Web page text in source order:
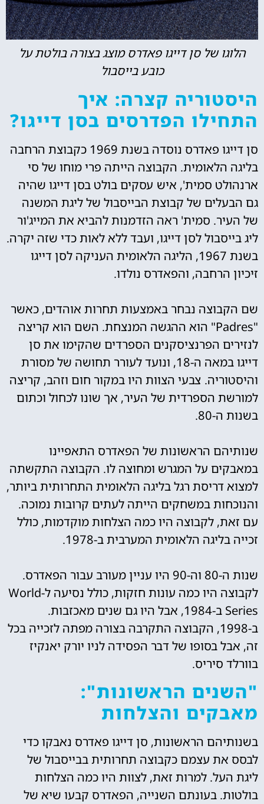
הלוגו של סן דייגו פאדרס מוצג בצורה בולטת על
כובע בייסבול
היסטוריה קצרה: איך
התחילו הפדרסים בסן דייגו?
סן דייגו פאדרס נוסדה בשנת 1969 כקבוצת הרחבה
בליגה הלאומית. הקבוצה הייתה פרי מוחו של סי
ארנהולט סמית', איש עסקים בולט בסן דייגו שהיה
גם הבעלים של קבוצת הבייסבול של ליגת המשנה
של העיר. סמית' ראה הזדמנות להביא את המייג'ור
ליג בייסבול לסן דייגו, ועבד ללא לאות כדי שזה יקרה.
בשנת 1967, הליגה הלאומית העניקה לסן דייגו
זיכיון הרחבה, והפאדרס נולדו.
שם הקבוצה נבחר באמצעות תחרות אוהדים, כאשר
"Padres" הוא ההגשה המנצחת. השם הוא קריצה
לנזירים הפרנציסקנים הספרדים שהקימו את סן
דייגו במאה ה-18, ונועד לעורר תחושה של מסורת
והיסטוריה. צבעי הצוות היו במקור חום וזהב, קריצה
למורשת הספרדית של העיר, אך שונו לכחול וכתום
בשנות ה-80.
שנותיהם הראשונות של הפאדרס התאפיינו
במאבקים על המגרש ומחוצה לו. הקבוצה התקשתה
למצוא דריסת רגל בליגה הלאומית התחרותית ביותר,
והנוכחות במשחקים הייתה לעתים קרובות נמוכה.
עם זאת, לקבוצה היו כמה הצלחות מוקדמות, כולל
זכייה בליגה הלאומית המערבית ב-1978.
שנות ה-80 וה-90 היו עניין מעורב עבור הפאדרס.
לקבוצה היו כמה עונות חזקות, כולל נסיעה ל-World
Series ב-1984, אבל היו גם שנים מאכזבות.
ב-1998, הקבוצה התקרבה בצורה מפתה לזכייה בכל
זה, אבל בסופו של דבר הפסידה לניו יורק יאנקיז
בוורלד סיריס.
"השנים הראשונות":
מאבקים והצלחות
בשנותיהם הראשונות, סן דייגו פאדרס נאבקו כדי
לבסס את עצמם כקבוצה תחרותית בבייסבול של
ליגת העל. למרות זאת, לצוות היו כמה הצלחות
בולטות. בעונתם השנייה, הפאדרס קבעו שיא של